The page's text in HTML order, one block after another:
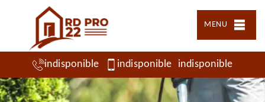
MENU
indisponible indisponible indisponible